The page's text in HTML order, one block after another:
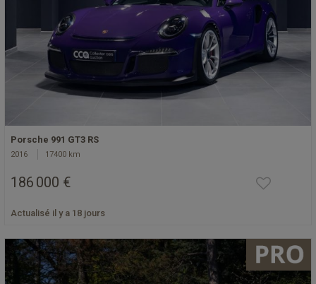
Porsche 991 GT3 RS
2016 17400 km
186 000 €
Actualisé il y a 18 jours